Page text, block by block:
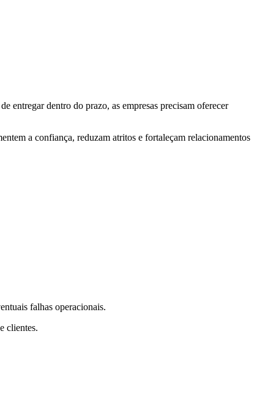
entregar dentro do prazo, as empresas precisam oferecer
a confiança, reduzam atritos e fortaleçam relacionamentos
falhas operacionais.
clientes.